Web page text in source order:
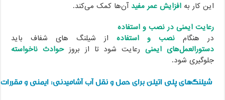
این کار بهافزایش عمر مفیدآن‌ها کمک می‌کند.
رعایت ایمنی در نصب و استفاده
در هنگام
نصب و استفادهاز شیلنگ های شفاف باید
دستورالعمل‌های ایمنیرعایت شود تا از بروزحوادث ناخواسته
جلوگیری شود.
شیلنگ‌های پلی اتیلن برای حمل و نقل آب آشامیدنی: ایمنی و مقررات